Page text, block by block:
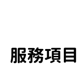
服務項目